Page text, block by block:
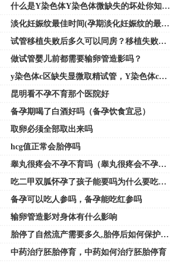
什么是Y染色体Y染色体微缺失的坏处你知道吗
淡化妊娠纹最佳时间(孕期淡化妊娠纹的最佳方法)
试管移植失败后多久可以同房？移植失败当天同房了
做试管婴儿前都需要输卵管造影吗？
y染色体c区缺失显微取精试管，Y染色体c区缺失
昆明看不孕不育那个医院好
备孕期喝了白酒好吗（备孕饮食宜忌）
取卵必须全部取出来吗
hcg值正常会胎停吗
睾丸很疼会不孕不育吗（睾丸很疼会不孕不育吗怎么治疗）
吃二甲双胍怀孕了孩子能要吗为什么要吃二甲双胍
备孕可以吃人参吗，备孕能吃红参吗
输卵管造影对身体有什么影响
胎停了自然流产需要多久,胎停后如何保护身体
中药治疗胚胎停育，中药如何治疗胚胎停育